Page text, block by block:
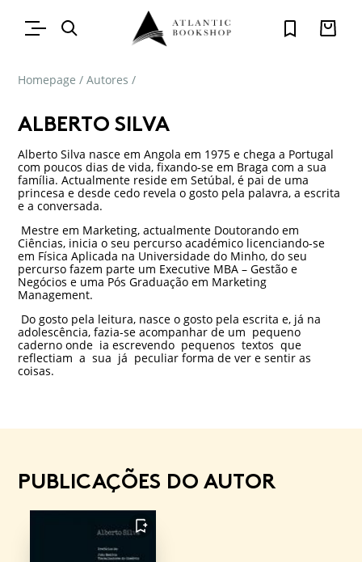
Homepage / Autores /
ALBERTO SILVA
Alberto Silva nasce em Angola em 1975 e chega a Portugal
com poucos dias de vida, fixando-se em Braga com a sua
família. Actualmente reside em Setúbal, é pai de uma
princesa e desde cedo revela o gosto pela palavra, a escrita
e a conversada.
Mestre em Marketing, actualmente Doutorando em
Ciências, inicia o seu percurso académico licenciando-se
em Física Aplicada na Universidade do Minho, do seu
percurso fazem parte um Executive MBA – Gestão e
Negócios e uma Pós Graduação em Marketing
Management.
Do gosto pela leitura, nasce o gosto pela escrita e, já na
adolescência, fazia-se acompanhar de um pequeno
caderno onde ia escrevendo pequenos textos que
reflectiam a sua já peculiar forma de ver e sentir as
coisas.
PUBLICAÇÕES DO AUTOR
FAVORITO